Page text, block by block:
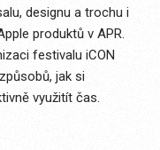
designu a trochu i
produktů v APR.
festivalu iCON
jak si
využitít čas.